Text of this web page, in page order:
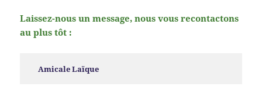
Laissez-nous un message, nous vous recontactons
au plus tôt :
Amicale Laïque